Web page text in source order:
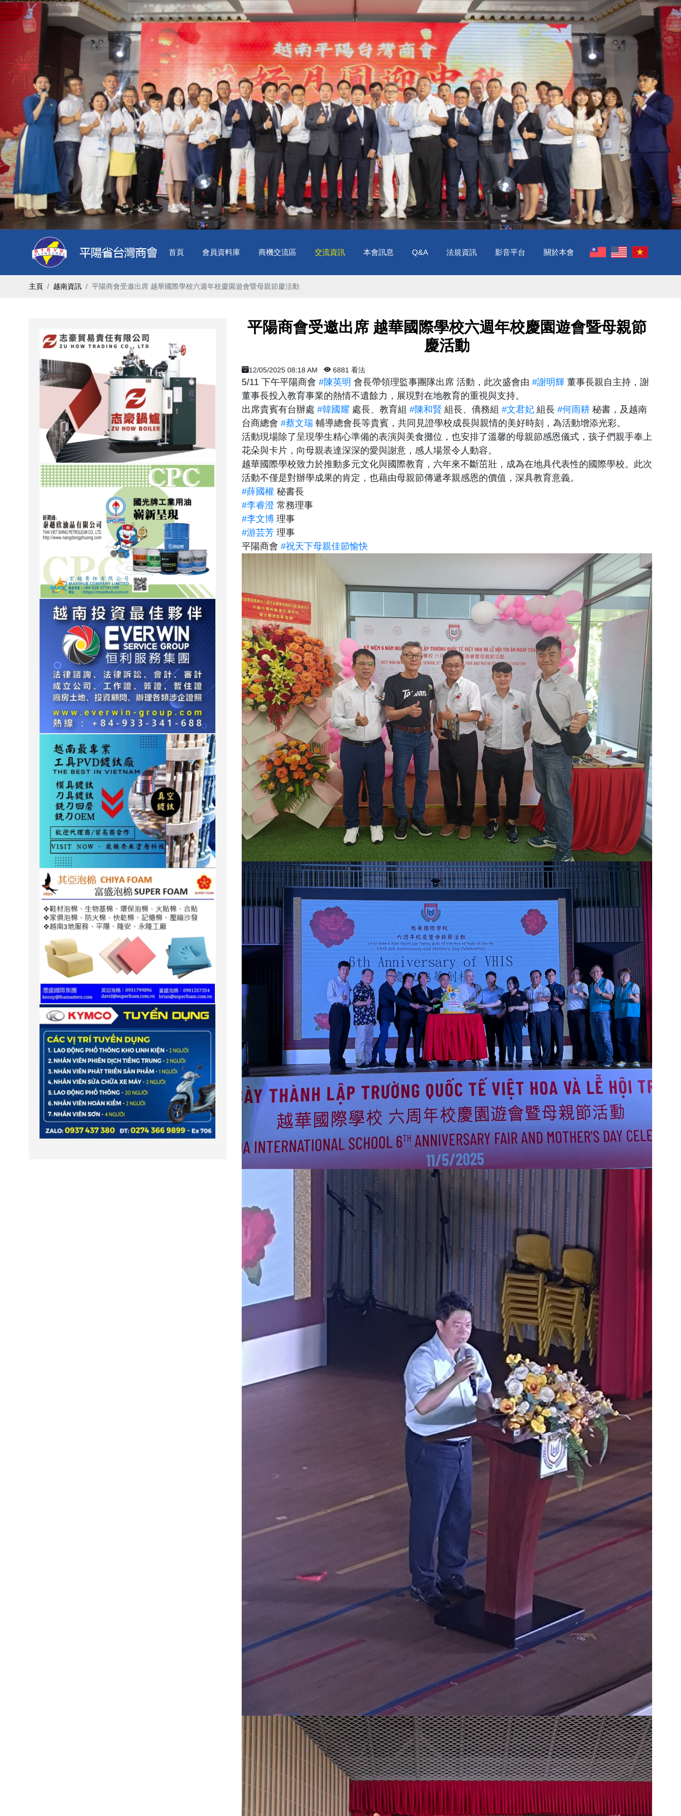
首頁 會員資料庫 商機交流區 交流資訊 本會訊息 Q&A 法規資訊 影音平台 關於本會
主頁 越南資訊 平陽商會受邀出席 越華國際學校六週年校慶園遊會暨母親節慶活動
平陽商會受邀出席 越華國際學校六週年校慶園遊會暨母親節
慶活動
12/05/2025 08:18 AM 6881 看法
5/11 下午平陽商會 #陳英明 會長帶領理監事團隊出席 活動，此次盛會由 #謝明輝 董事長親自主持，謝
董事長投入教育事業的熱情不遺餘力，展現對在地教育的重視與支持。
出席貴賓有台辦處 #韓國耀 處長、教育組 #陳和賢 組長、僑務組 #文君妃 組長 #何雨耕 秘書，及越南
台商總會 #蔡文瑞 輔導總會長等貴賓，共同見證學校成長與親情的美好時刻，為活動增添光彩。
活動現場除了呈現學生精心準備的表演與美食攤位，也安排了溫馨的母親節感恩儀式，孩子們親手奉上
花朵與卡片，向母親表達深深的愛與謝意，感人場景令人動容。
越華國際學校致力於推動多元文化與國際教育，六年來不斷茁壯，成為在地具代表性的國際學校。此次
活動不僅是對辦學成果的肯定，也藉由母親節傳遞孝親感恩的價值，深具教育意義。
#薛國權 秘書長
#李睿澄 常務理事
#李文博 理事
#游芸芳 理事
平陽商會 #祝天下母親佳節愉快